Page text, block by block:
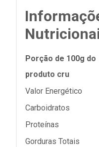
Porção de 100g do
produto cru
Valor Energético
Carboidratos
Proteínas
Gorduras Totais